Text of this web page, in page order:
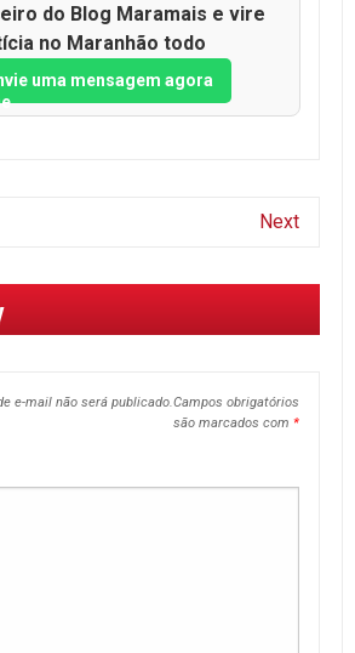
do Blog Maramais e vire
no Maranhão todo
uma mensagem agora
Next
e-mail não será publicado.Campos obrigatórios
são marcados com *